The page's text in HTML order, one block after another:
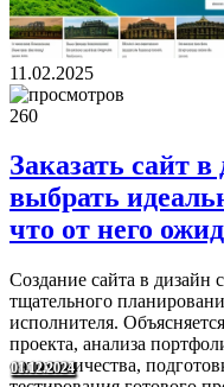
11.02.2025
260
Заказать сайт
выбрать
что от него
Создание сайта в
тщательного
исполнителя.
проекта, анализа
сотрудничества,
29.01.2025
14.12.2024
29.01.2025
08.12.2024
01.12.2024